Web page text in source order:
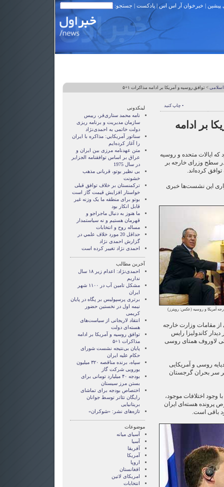
پیشین | خبرخوان آر اس اس| پادکست | جستجو:
> توافق روسیه و آمریکا بر ادامه مذاکرات ۱+۵
• چاپ کنید
بر ادامه
که ایالات متحده و روسیه
ادامه مذاکرات گروه ۱+۵ در سطح وزرای خارجه بر
کرده‌اند.
این نشست‌ها خبری
آمریکا و روسیه (عکس: رویترز)
از مقامات وزارت خارجه
کاندولیزا رایس
لاوروف همتای روسی
روسی و آمریکایی
سر بحران گرجستان
وجود اختلافات موجود،
پرونده هسته‌ای ایران
باقی است.
لینکدونی
نامه محمد ستاری‌فر، رییس
سازمان مدیریت و برنامه ریزی
دولت خاتمی به احمدی‌نژاد
سناتور آمريکايي: مذاکره با ايران
را آغاز کرده‌ايم
متن عهدنامه مرزى بين ايران و
عراق بر اساس توافقنامه الجزاير
در سال 1975
بی نظیر بوتو، قربانی مذهب
خشونت
ترکمنستان بر خلاف توافق قبلی
خواستار افزایش قیمت گاز است
بوتو برای منطقه ما یک وزنه غیر
قابل انکار بود
ما هنوز به دنبال ماجراجو و
قهرمان هستيم و نه سياستمدار
مساله روح و انتخابات
حداقل 20 مورد خلاف علمي در
گزارش احمدی نژاد
احمدی نژاد تغییر کرده است
آخرین مطالب
احمدی‌نژاد: اعدام زیر ۱۸ سال
نداریم
مشکل تامین آب در ۱۱۰۰ شهر
ایران
برتری پرسپولیس بر پگاه در پایان
نیمه اول در نخستین حضور
کریمی
انتقاد لاریجانی از سیاست‌های
هسته‌ای دولت
توافق روسیه و آمریکا بر ادامه
مذاکرات ۱+۵
پایان بی‌نتیجه نشست شورای
حکام علیه ایران
سپاه، برنده مناقصه ۳۲۰ میلیون
یورویی شرکت گاز
بودجه ۴۰ میلیارد تومانی برای
بستن مرز سیستان
اختصاص بودجه برای تماشای
رايگان تئاتر توسط جوانان
بریتانیایی
تازه‌های نشر: «شوکران»
موضوعات
آسيای ميانه
آسیا
آفریقا
آمریکا
اروپا
افغانستان
امریکای لاتین
انتخابات